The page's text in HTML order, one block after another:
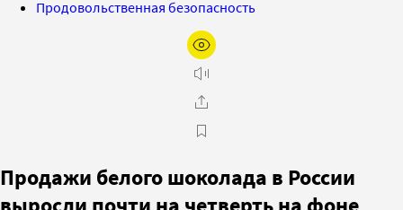
Продовольственная безопасность
Продажи белого шоколада в России